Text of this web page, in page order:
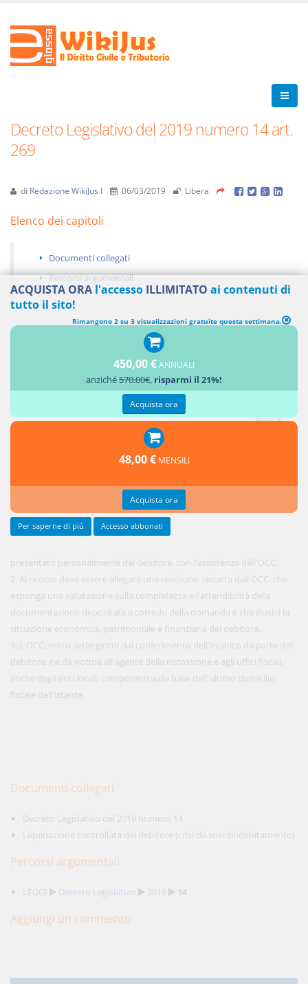
Decreto Legislativo del 2019 numero 14 art.
269
di Redazione WikiJus I 06/03/2019 Libera
Elenco dei capitoli
Documenti collegati
Percorsi argomentali
DOMANDA DEL DEBITORE
essere
presentato personalmente dal debitore, con l'assistenza dell'OCC.
2. Al ricorso deve essere allegata una relazione, redatta dall'OCC, che
esponga una valutazione sulla completezza e l'attendibilità della
documentazione depositata a corredo della domanda e che illustri la
situazione economica, patrimoniale e finanziaria del debitore.
3. L'OCC, entro sette giorni dal conferimento dell'incarico da parte del
debitore, ne dà notizia all'agente della riscossione e agli uffici fiscali,
anche degli enti locali, competenti sulla base dell'ultimo domicilio
fiscale dell'istante.
Documenti collegati
Decreto Legislativo del 2019 numero 14
Liquidazione controllata del debitore (crisi da sovraindebitamento)
Percorsi argomentali
LEGGI Decreto Legislativo 2019 14
Aggiungi un commento
ACQUISTA ORA l'accesso ILLIMITATO ai contenuti di
tutto il sito!
Rimangono 2 su 3 visualizzazioni gratuite questa settimana.
450,00 €ANNUALI
anziché570.00€, risparmi il 21%!
Acquista ora
48,00 € MENSILI
Acquista ora
Per saperne di più Accesso abbonati